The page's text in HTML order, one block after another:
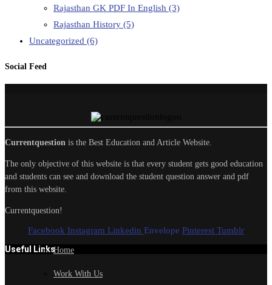
Rajasthan GK PDF In English (3)
Rajasthan History (5)
Uncategorized (6)
Social Feed
Currentquestion is the Best Education and Article Website.
The only objective of this website is that every student gets good education
and students can see and download the student question answer and pdf
from this website.
Currentquestion!
Facebook Instagram Linkedin Envelope Pinterest Tumblr
Useful LinksHome
Work With Us